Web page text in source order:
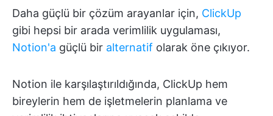
Daha güçlü bir çözüm arayanlar için, ClickUp
gibi hepsi bir arada verimlilik uygulaması,
Notion'a güçlü bir alternatif olarak öne çıkıyor.
Notion ile karşılaştırıldığında, ClickUp hem
bireylerin hem de işletmelerin planlama ve